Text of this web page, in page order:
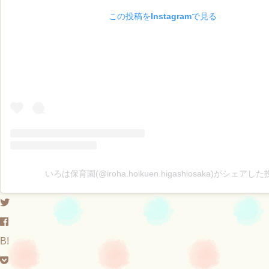
この投稿をInstagramで見る
いろは保育園(@iroha.hoikuen.higashiosaka)がシェアした
B!